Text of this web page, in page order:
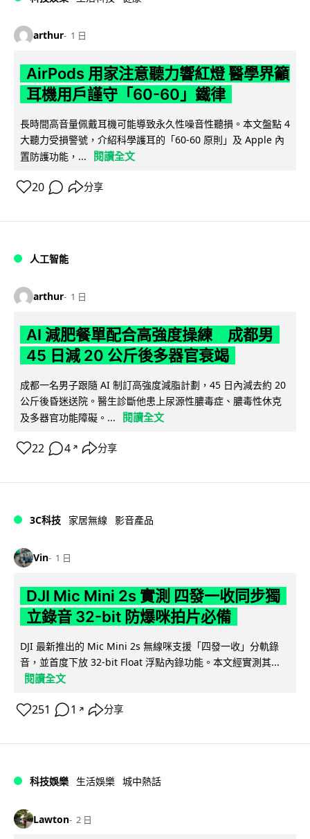
arthur 1 日
AirPods 用家注意聽力響紅燈 醫學界籲
耳機用戶謹守「60-60」鐵律
長時間高音量佩戴耳機可能導致永久性噪音性聽損。本文盤點 4
大聽力受損警號，介紹科學護耳的「60-60 原則」及 Apple 內
置防護功能，...
閱讀全文
20 分享
人工智能
arthur 1 日
AI 減肥餐單配合高強度操練 成都男
45 日減 20 公斤後多器官衰竭
成都一名男子跟隨 AI 制訂高強度減脂計劃，45 日內減去約 20
公斤後昏迷送院。醫生診斷他患上尿源性膿毒症、膿毒性休克
及多器官功能障礙。...
閱讀全文
22 4 ↗ 分享
3C科技 家居無線 影音產品
Vin 1 日
DJI Mic Mini 2s 實測 四發一收同步獨
立錄音 32-bit 防爆咪拍片必備
DJI 最新推出的 Mic Mini 2s 無線咪支援「四發一收」分軌錄
音，並首度下放 32-bit Float 浮點內錄功能。本文經實測其...
閱讀全文
251 1 ↗ 分享
科技娛樂 生活娛樂 城中熱話
Lawton 2 日